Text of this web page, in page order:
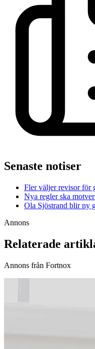
Senaste notiser
Fler väljer revisor för
Nya regler ska
Ola Sjöstrand blir ny
Annons
Relaterade
Annons från Fortnox